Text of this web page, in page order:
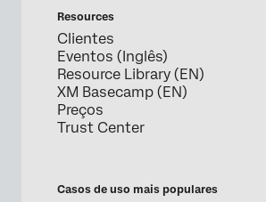
Resources
Clientes
Eventos (Inglês)
Resource Library (EN)
XM Basecamp (EN)
Preços
Trust Center
Casos de uso mais populares